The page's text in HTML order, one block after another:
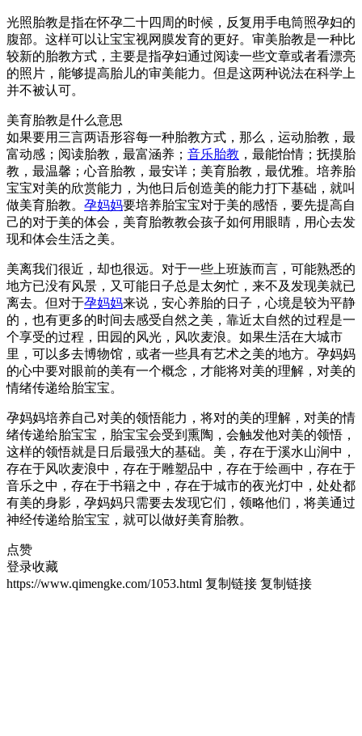
光照胎教是指在怀孕二十四周的时候，反复用手电筒照孕妇的
腹部。这样可以让宝宝视网膜发育的更好。审美胎教是一种比
较新的胎教方式，主要是指孕妇通过阅读一些文章或者看漂亮
的照片，能够提高胎儿的审美能力。但是这两种说法在科学上
并不被认可。
美育胎教是什么意思
如果要用三言两语形容每一种胎教方式，那么，运动胎教，最
富动感；阅读胎教，最富涵养； 音乐胎教 ，最能怡情；抚摸胎
教，最温馨；心音胎教，最安详；美育胎教，最优雅。培养胎
宝宝对美的欣赏能力，为他日后创造美的能力打下基础，就叫
做美育胎教。 孕妈妈要培养胎宝宝对于美的感悟，要先提高自
己的对于美的体会，美育胎教教会孩子如何用眼睛，用心去发
现和体会生活之美。
美离我们很近，却也很远。对于一些上班族而言，可能熟悉的
地方已没有风景，又可能日子总是太匆忙，来不及发现美就已
离去。但对于孕妈妈来说，安心养胎的日子，心境是较为平静
的，也有更多的时间去感受自然之美，靠近太自然的过程是一
个享受的过程，田园的风光，风吹麦浪。如果生活在大城市
里，可以多去博物馆，或者一些具有艺术之美的地方。孕妈妈
的心中要对眼前的美有一个概念，才能将对美的理解，对美的
情绪传递给胎宝宝。
孕妈妈培养自己对美的领悟能力，将对的美的理解，对美的情
绪传递给胎宝宝，胎宝宝会受到熏陶，会触发他对美的领悟，
这样的领悟就是日后最强大的基础。美，存在于溪水山涧中，
存在于风吹麦浪中，存在于雕塑品中，存在于绘画中，存在于
音乐之中，存在于书籍之中，存在于城市的夜光灯中，处处都
有美的身影，孕妈妈只需要去发现它们，领略他们，将美通过
神经传递给胎宝宝，就可以做好美育胎教。
点赞
登录收藏
https://www.qimengke.com/1053.html 复制链接 复制链接